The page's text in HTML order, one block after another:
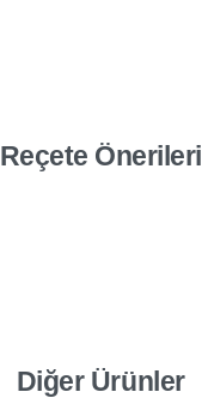
Reçete Önerileri
Diğer Ürünler